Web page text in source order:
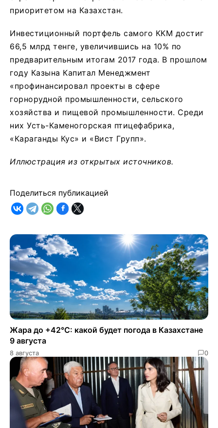
приоритетом на Казахстан.
Инвестиционный портфель самого ККМ достиг
66,5 млрд тенге, увеличившись на 10% по
предварительным итогам 2017 года. В прошлом
году Казына Капитал Менеджмент
«профинансировал проекты в сфере
горнорудной промышленности, сельского
хозяйства и пищевой промышленности. Среди
них Усть-Каменогорская птицефабрика,
«Караганды Кус» и «Вист Групп».
Иллюстрация из открытых источников.
Поделиться публикацией
Жара до +42°C: какой будет погода в Казахстане
9 августа
8 августа 0